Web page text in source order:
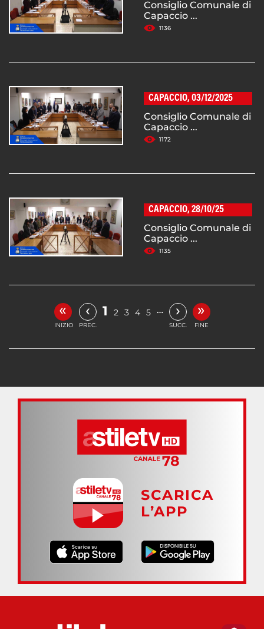
Consiglio Comunale di
Capaccio ...
1136
CAPACCIO, 03/12/2025
Consiglio Comunale di
Capaccio ...
1172
CAPACCIO, 28/10/25
Consiglio Comunale di
Capaccio ...
1135
«
INIZIO
‹
PREC.
1 2 3 4 5 … ›
SUCC.
»
FINE
SCARICA
L’APP